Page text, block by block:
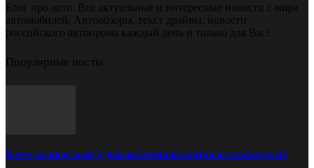
Блог про авто. Все актуальные и интересные новости с мира
автомобилей. Автообзоры, текст драйвы, новости
российского автопрома каждый день и только для Вас!
Популярные посты
В чём разница между диагностической картой и техосмотром?